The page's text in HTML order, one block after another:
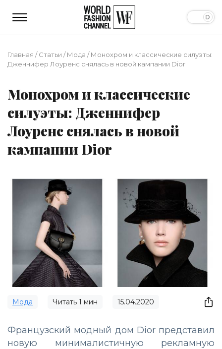
Главная /Статьи /Мода /Монохром и классические силуэты:
Дженнифер Лоуренс снялась в новой кампании Dior
Монохром и классические
силуэты: Дженнифер
Лоуренс снялась в новой
кампании Dior
Мода Читать 1 мин 15.04.2020
Французский модный дом Dior представил
новую минималистичную рекламную